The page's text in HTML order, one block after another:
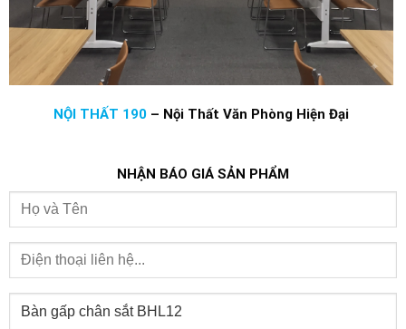
NỘI THẤT 190 – Nội Thất Văn Phòng Hiện Đại
NHẬN BÁO GIÁ SẢN PHẨM